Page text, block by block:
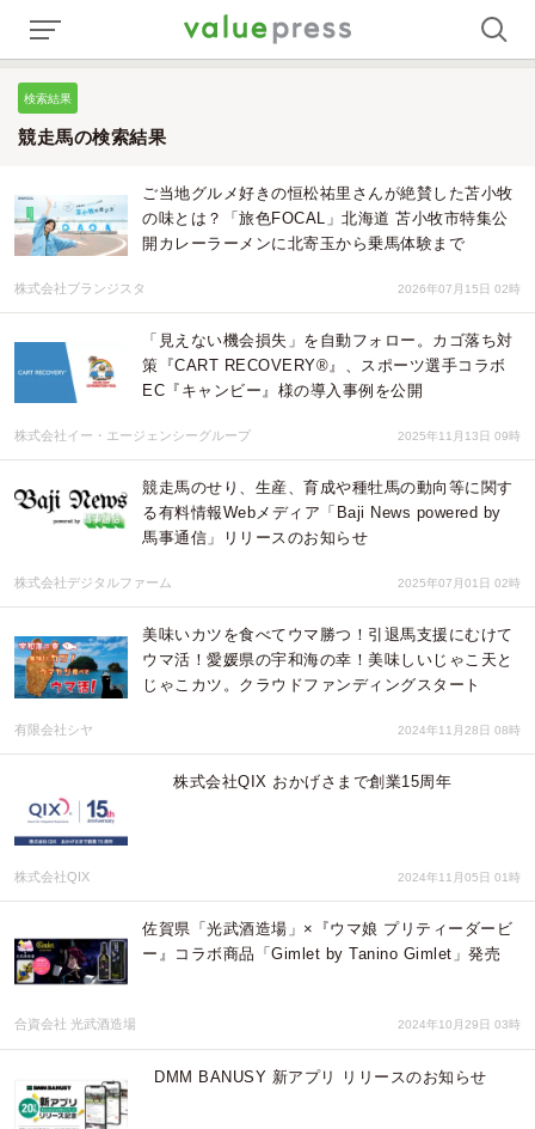
検索結果
競走馬の検索結果
ご当地グルメ好きの恒松祐里さんが絶賛した苫小牧
の味とは？「旅色FOCAL」北海道 苫小牧市特集公
開カレーラーメンに北寄玉から乗馬体験まで
株式会社ブランジスタ 2026年07月15日 02時
「見えない機会損失」を自動フォロー。カゴ落ち対
策『CART RECOVERY®』、スポーツ選手コラボ
EC『キャンビー』様の導入事例を公開
株式会社イー・エージェンシーグループ 2025年11月13日 09時
競走馬のせり、生産、育成や種牡馬の動向等に関す
る有料情報Webメディア「Baji News powered by
馬事通信」リリースのお知らせ
株式会社デジタルファーム 2025年07月01日 02時
美味いカツを食べてウマ勝つ！引退馬支援にむけて
ウマ活！愛媛県の宇和海の幸！美味しいじゃこ天と
じゃこカツ。クラウドファンディングスタート
有限会社シヤ 2024年11月28日 08時
株式会社QIX おかげさまで創業15周年
株式会社QIX 2024年11月05日 01時
佐賀県「光武酒造場」×『ウマ娘 プリティーダービ
ー』コラボ商品「Gimlet by Tanino Gimlet」発売
合資会社 光武酒造場 2024年10月29日 03時
DMM BANUSY 新アプリ リリースのお知らせ